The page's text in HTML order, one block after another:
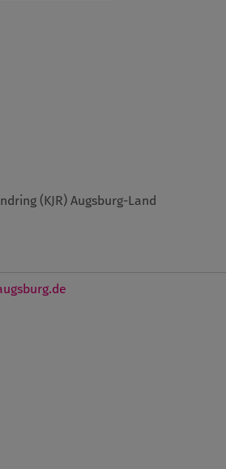
(KJR) Augsburg-Land